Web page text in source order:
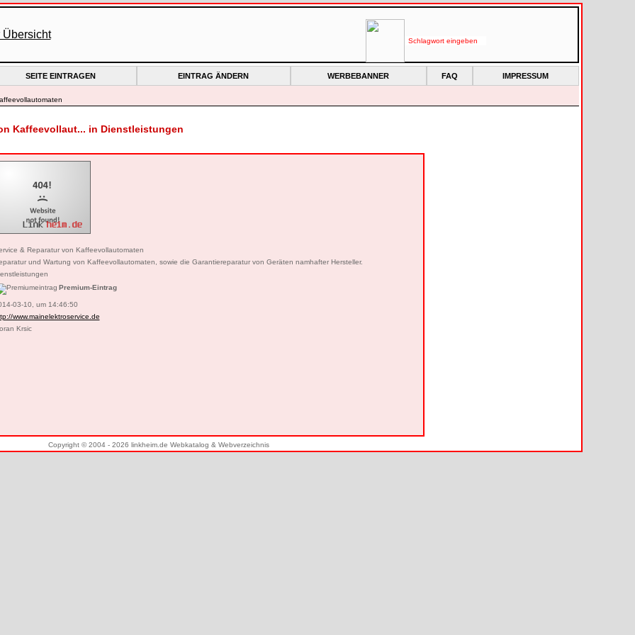
SEITE EINTRAGEN EINTRAG ÄNDERN WERBEBANNER FAQ IMPRESSUM
Kaffeevollaut... in Dienstleistungen
& Reparatur von Kaffeevollautomaten
und Wartung von Kaffeevollautomaten, sowie die Garantiereparatur von Geräten namhafter Hersteller.
Premium-Eintrag
03-10, um 14:46:50
www.mainelektroservice.de
Krsic
Copyright © 2004 - 2026 linkheim.de Webkatalog & Webverzeichnis